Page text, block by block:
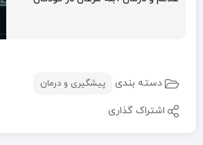
دسته بندی پیشگیری و درمان
اشتراک گذاری